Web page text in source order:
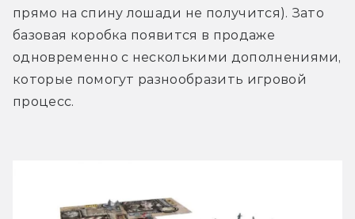
прямо на спину лошади не получится). Зато
базовая коробка появится в продаже
одновременно с несколькими дополнениями,
которые помогут разнообразить игровой
процесс.